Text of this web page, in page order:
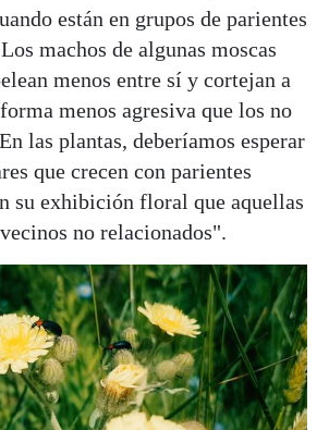
están en grupos de parientes
machos de algunas moscas
menos entre sí y cortejan a
menos agresiva que los no
las plantas, deberíamos esperar
que crecen con parientes
su exhibición floral que aquellas
no relacionados".